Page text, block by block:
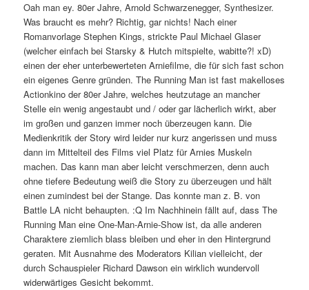
Oah man ey. 80er Jahre, Arnold Schwarzenegger, Synthesizer.
Was braucht es mehr? Richtig, gar nichts! Nach einer
Romanvorlage Stephen Kings, strickte Paul Michael Glaser
(welcher einfach bei Starsky & Hutch mitspielte, wabitte?! xD)
einen der eher unterbewerteten Arniefilme, die für sich fast schon
ein eigenes Genre gründen. The Running Man ist fast makelloses
Actionkino der 80er Jahre, welches heutzutage an mancher
Stelle ein wenig angestaubt und / oder gar lächerlich wirkt, aber
im großen und ganzen immer noch überzeugen kann. Die
Medienkritik der Story wird leider nur kurz angerissen und muss
dann im Mittelteil des Films viel Platz für Arnies Muskeln
machen. Das kann man aber leicht verschmerzen, denn auch
ohne tiefere Bedeutung weiß die Story zu überzeugen und hält
einen zumindest bei der Stange. Das konnte man z. B. von
Battle LA nicht behaupten. :Q Im Nachhinein fällt auf, dass The
Running Man eine One-Man-Arnie-Show ist, da alle anderen
Charaktere ziemlich blass bleiben und eher in den Hintergrund
geraten. Mit Ausnahme des Moderators Kilian vielleicht, der
durch Schauspieler Richard Dawson ein wirklich wundervoll
widerwärtiges Gesicht bekommt.